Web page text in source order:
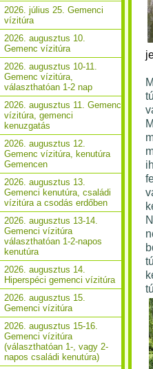
2026. július 25. Gemenci
vízitúra
2026. augusztus 10.
Gemenc vízitúra
2026. augusztus 10-11.
Gemenc vízitúra,
választhatóan 1-2 nap
2026. augusztus 11. Gemenc
vízitúra, gemenci
kenuzgatás
2026. augusztus 12.
Gemenc vízitúra, kenutúra
Gemencen
2026. augusztus 13.
Gemenci kenutúra, családi
vízitúra a csodás erdőben
2026. augusztus 13-14.
Gemenci vízitúra
választhatóan 1-2-napos
kenutúra
2026. augusztus 14.
Hiperspéci gemenci vízitúra
2026. augusztus 15.
Gemenci vízitúra
2026. augusztus 15-16.
Gemenci vízitúra
(választhatóan 1-, vagy 2-
napos családi kenutúra)